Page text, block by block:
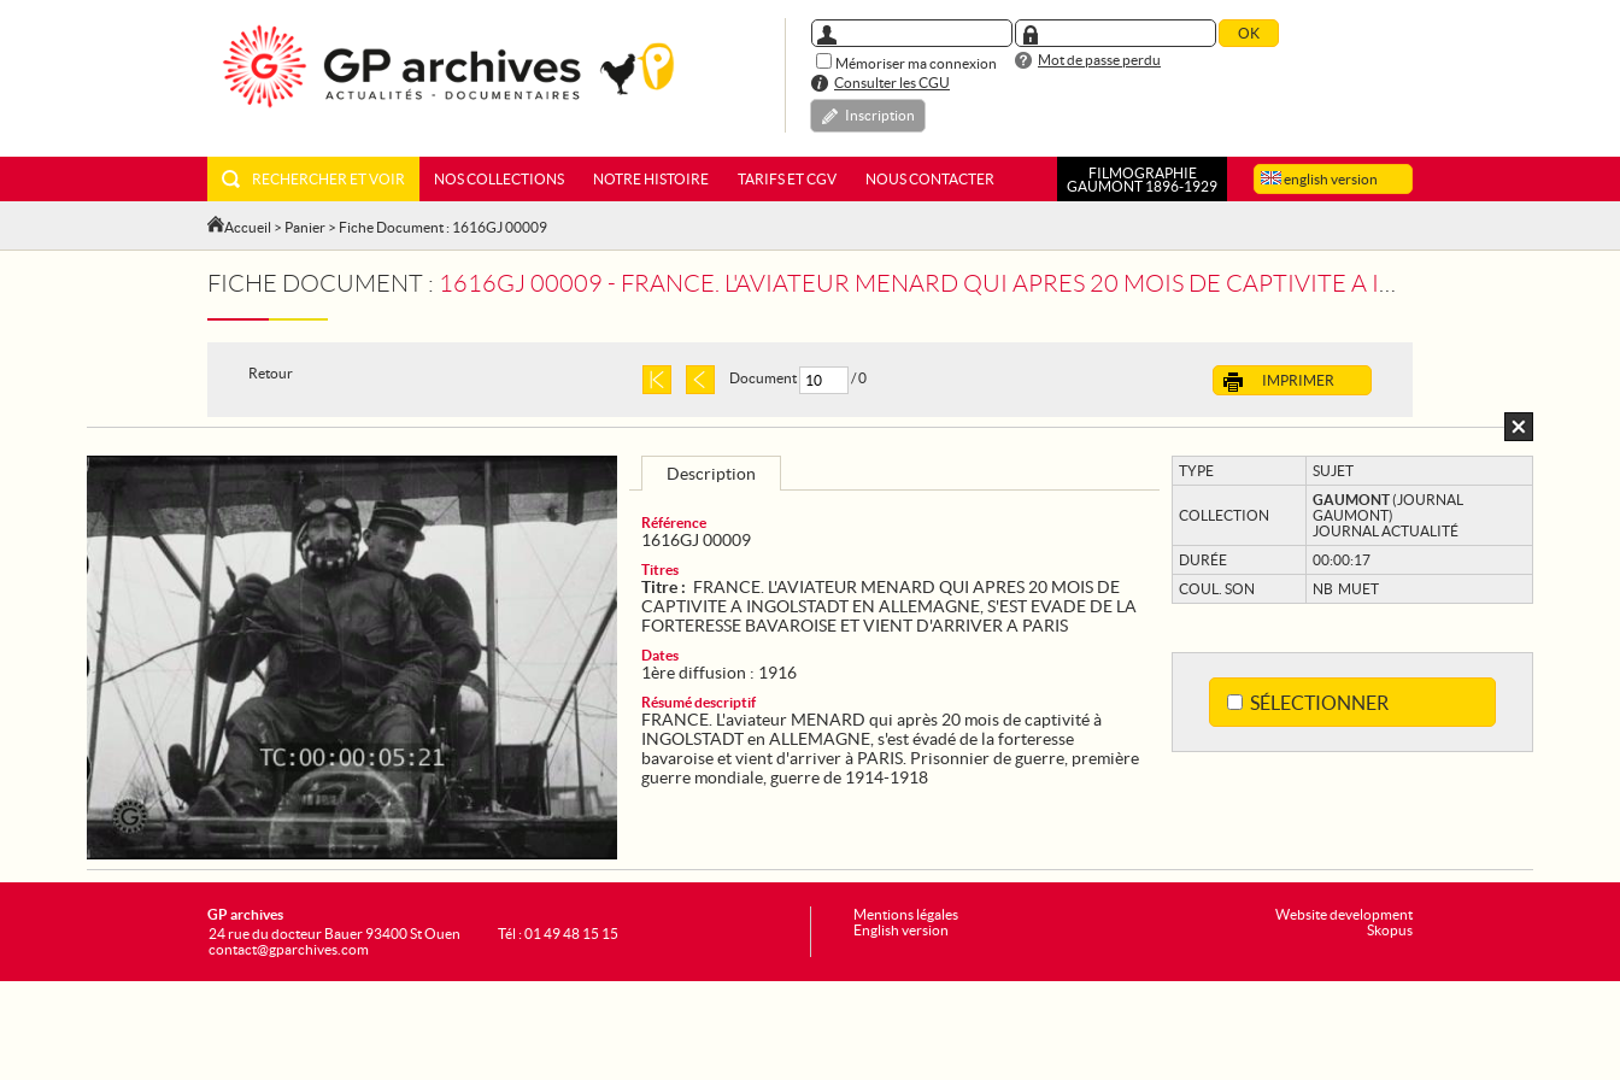
Mémoriser ma connexion
Mot de passe perdu
Consulter les CGU
Inscription
english version
RECHERCHER ET VOIR NOS COLLECTIONS NOTRE HISTOIRE TARIFS ET CGV NOUS CONTACTER
FILMOGRAPHIE
GAUMONT 1896-1929
Accueil > Panier > Fiche Document : 1616GJ 00009
FICHE DOCUMENT : 1616GJ 00009 - FRANCE. L'AVIATEUR MENARD QUI APRES 20 MOIS DE CAPTIVITE A INGOLSTADT EN ALLEMAGNE, S'EST EVADE DE LA FORTERESSE BAVAROISE ET VIENT D'ARRIVER A PARIS
Retour IMPRIMER
Document / 0
TYPE SUJET
COLLECTION
GAUMONT(JOURNAL
GAUMONT)
JOURNAL ACTUALITÉ
DURÉE
00:00:17
COUL. SON
NB MUET
SÉLECTIONNER
Description
Référence
1616GJ 00009
Titres
Titre : FRANCE. L'AVIATEUR MENARD QUI APRES 20 MOIS DE
CAPTIVITE A INGOLSTADT EN ALLEMAGNE, S'EST EVADE DE LA
FORTERESSE BAVAROISE ET VIENT D'ARRIVER A PARIS
Dates
1ère diffusion : 1916
Résumé descriptif
FRANCE. L'aviateur MENARD qui après 20 mois de captivité à
INGOLSTADT en ALLEMAGNE, s'est évadé de la forteresse
bavaroise et vient d'arriver à PARIS. Prisonnier de guerre, première
guerre mondiale, guerre de 1914-1918
Website development
Skopus
GP archives
24 rue du docteur Bauer 93400 St Ouen
contact@gparchives.com
Tél : 01 49 48 15 15
Mentions légales
English version